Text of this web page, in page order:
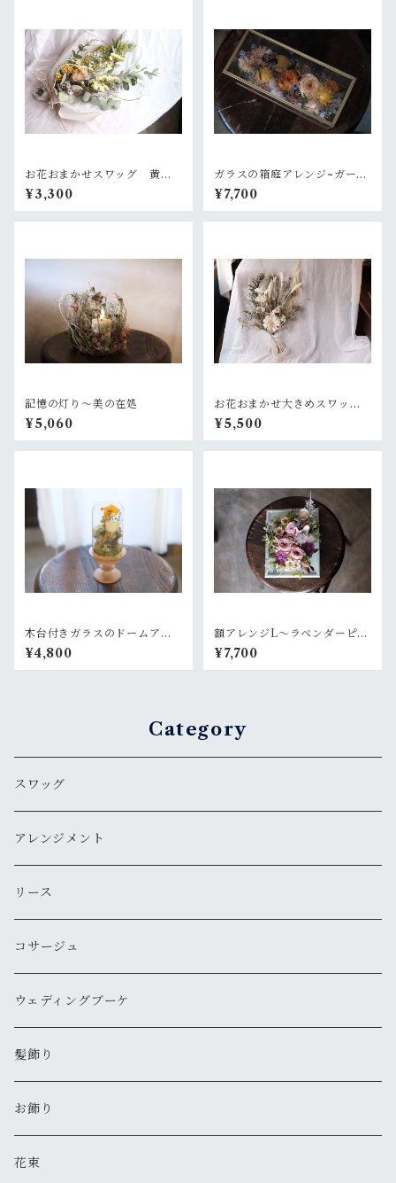
お花おまかせスワッグ 黄色×
グリーン系
¥3,300
ガラスの箱庭アレンジ~ガーデ
ンオレンジ
¥7,700
記憶の灯り〜美の在処
¥5,060
お花おまかせ大きめスワッ
グ 白×グリーン系
¥5,500
木台付きガラスのドームアレ
ンジ~菜花のような黄色
¥4,800
額アレンジL〜ラベンダーピン
ク
¥7,700
Category
スワッグ
アレンジメント
リース
コサージュ
ウェディングブーケ
髪飾り
お飾り
花束